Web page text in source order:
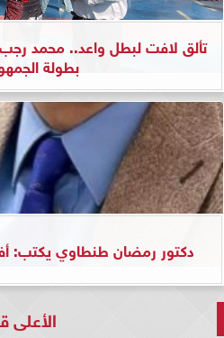
تألق لافت لبطل واعد.. محمد
بطولة
دكتور رمضان طنطاوي يكتب:
الأعلى